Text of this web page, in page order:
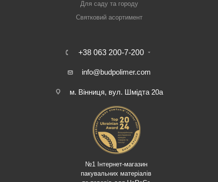
Для саду та городу
Святковий асортимент
+38 063 200-7-200
info@budpolimer.com
м. Вінниця, вул. Шмідта 20а
№1 Інтернет-магазин
пакувальних матеріалів